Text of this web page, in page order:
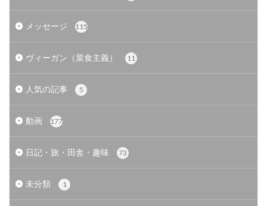
メッセージ 115
ヴィーガン（菜食主義） 11
人気の記事 5
動画 177
日記・旅・田舎・趣味 73
未分類 1